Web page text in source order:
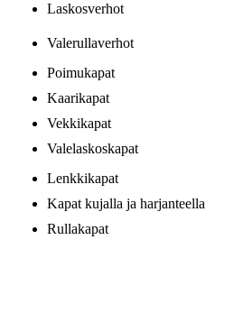
Laskosverhot
Valerullaverhot
Poimukapat
Kaarikapat
Vekkikapat
Valelaskoskapat
Lenkkikapat
Kapat kujalla ja harjanteella
Rullakapat